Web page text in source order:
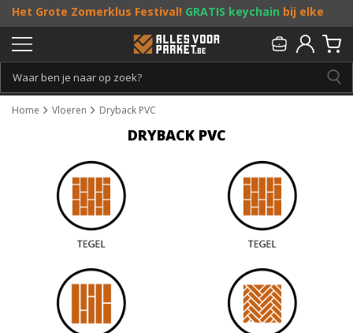
Het Grote Zomerklus Festival! GRATIS keychain bij elke
bestelling vanaf €25, entoffe acties! Doe je mee?
Persoonlijk & gratis advies:013 - 207 00 01
Home Vloeren Dryback PVC
DRYBACK PVC